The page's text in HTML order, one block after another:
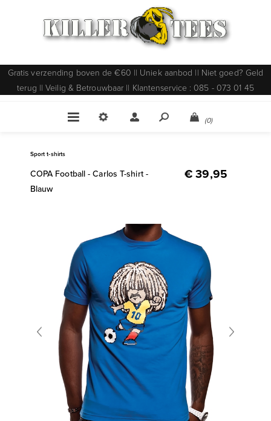
Gratis verzending boven de €60 || Uniek aanbod || Niet goed? Geld
terug || Veilig & Betrouwbaar || Klantenservice : 085 - 073 01 45
(0)
Sport t-shirts
COPA Football - Carlos T-shirt -
Blauw
€ 39,95